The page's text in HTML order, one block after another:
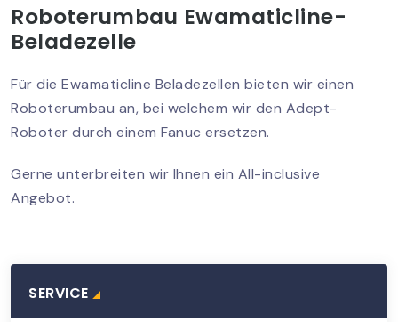
SERVICE
Roboterumbau Ewamaticline-
Beladezelle
Für die Ewamaticline Beladezellen bieten wir einen
Roboterumbau an, bei welchem wir den Adept-
Roboter durch einem Fanuc ersetzen.
Gerne unterbreiten wir Ihnen ein All-inclusive
Angebot.